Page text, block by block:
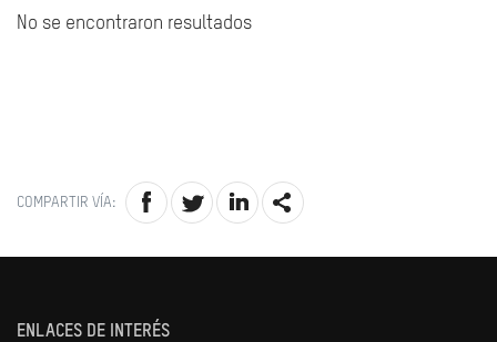
No se encontraron resultados
COMPARTIR VÍA:
ENLACES DE INTERÉS